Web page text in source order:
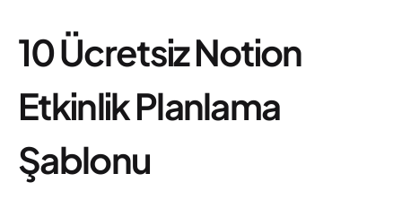
10 Ücretsiz Notion
Etkinlik Planlama
Şablonu